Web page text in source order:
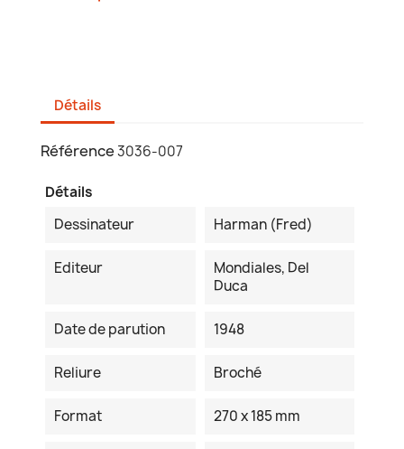
Détails
Référence3036-007
Détails
Dessinateur
Harman (Fred)
Editeur
Mondiales, Del
Duca
Date de parution 1948
Reliure Broché
Format 270 x 185 mm